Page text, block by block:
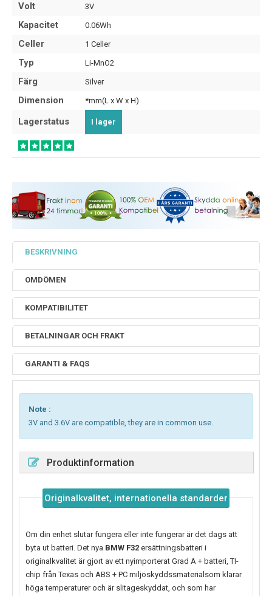
Volt 3V
Kapacitet 0.06Wh
Celler 1 Celler
Typ Li-MnO2
Färg Silver
Dimension *mm(L x W x H)
Lagerstatus I lager
BESKRIVNING
OMDÖMEN
KOMPATIBILITET
BETALNINGAR OCH FRAKT
GARANTI & FAQS
Note :
3V and 3.6V are compatible, they are in common use.
Produktinformation
Originalkvalitet, internationella standarder
Om din enhet slutar fungera eller inte fungerar är det dags att
byta ut batteri. Det nya BMW F32 ersättningsbatteri i
originalkvalitet är gjort av ett nyimporterat Grad A + batteri, TI-
chip från Texas och ABS + PC miljöskyddssmaterialsom klarar
höga temperaturer och är slitageskyddat, och som har